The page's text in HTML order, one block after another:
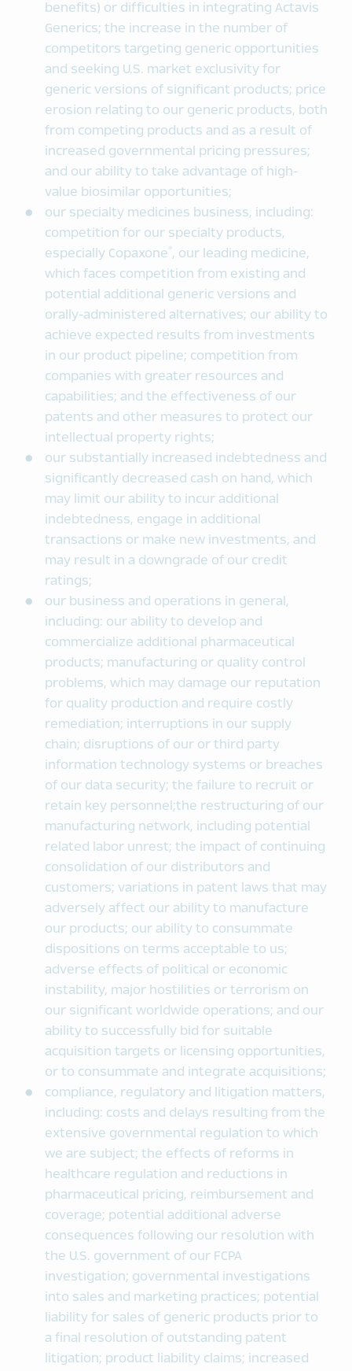
benefits) or difficulties in integrating Actavis
Generics; the increase in the number of
competitors targeting generic opportunities
and seeking U.S. market exclusivity for
generic versions of significant products; price
erosion relating to our generic products, both
from competing products and as a result of
increased governmental pricing pressures;
and our ability to take advantage of high-
value biosimilar opportunities;
our specialty medicines business, including:
competition for our specialty products,
especially Copaxone®, our leading medicine,
which faces competition from existing and
potential additional generic versions and
orally-administered alternatives; our ability to
achieve expected results from investments
in our product pipeline; competition from
companies with greater resources and
capabilities; and the effectiveness of our
patents and other measures to protect our
intellectual property rights;
our substantially increased indebtedness and
significantly decreased cash on hand, which
may limit our ability to incur additional
indebtedness, engage in additional
transactions or make new investments, and
may result in a downgrade of our credit
ratings;
our business and operations in general,
including: our ability to develop and
commercialize additional pharmaceutical
products; manufacturing or quality control
problems, which may damage our reputation
for quality production and require costly
remediation; interruptions in our supply
chain; disruptions of our or third party
information technology systems or breaches
of our data security; the failure to recruit or
retain key personnel;the restructuring of our
manufacturing network, including potential
related labor unrest; the impact of continuing
consolidation of our distributors and
customers; variations in patent laws that may
adversely affect our ability to manufacture
our products; our ability to consummate
dispositions on terms acceptable to us;
adverse effects of political or economic
instability, major hostilities or terrorism on
our significant worldwide operations; and our
ability to successfully bid for suitable
acquisition targets or licensing opportunities,
or to consummate and integrate acquisitions;
compliance, regulatory and litigation matters,
including: costs and delays resulting from the
extensive governmental regulation to which
we are subject; the effects of reforms in
healthcare regulation and reductions in
pharmaceutical pricing, reimbursement and
coverage; potential additional adverse
consequences following our resolution with
the U.S. government of our FCPA
investigation; governmental investigations
into sales and marketing practices; potential
liability for sales of generic products prior to
a final resolution of outstanding patent
litigation; product liability claims; increased